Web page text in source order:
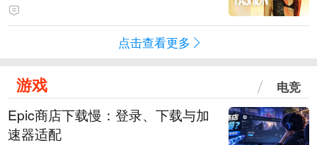
点击查看更多
游戏 电竞
Epic商店下载慢：登录、下载与加
速器适配